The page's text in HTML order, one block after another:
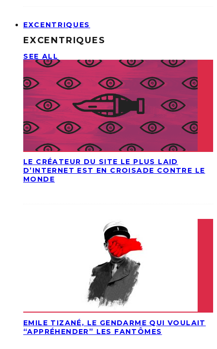
EXCENTRIQUES
EXCENTRIQUES
SEE ALL
LE CRÉATEUR DU SITE LE PLUS LAID
D’INTERNET EST EN CROISADE CONTRE LE
MONDE
EMILE TIZANÉ, LE GENDARME QUI VOULAIT
“APPRÉHENDER” LES FANTÔMES